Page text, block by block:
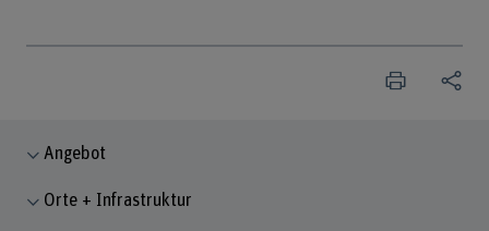
Angebot
Orte + Infrastruktur